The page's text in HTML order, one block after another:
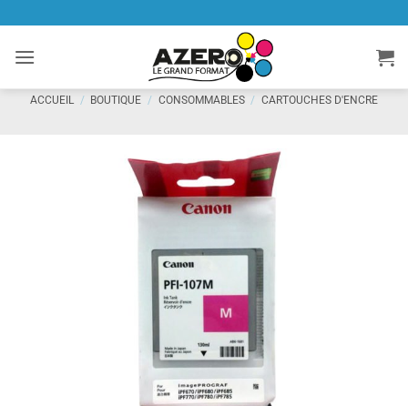
contenu
ACCUEIL / BOUTIQUE / CONSOMMABLES / CARTOUCHES D'ENCRE